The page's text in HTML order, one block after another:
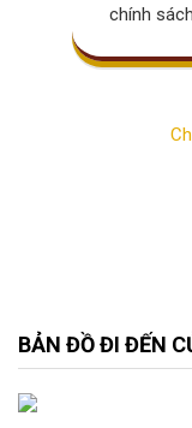
chính
BẢN ĐỒ ĐI ĐẾN